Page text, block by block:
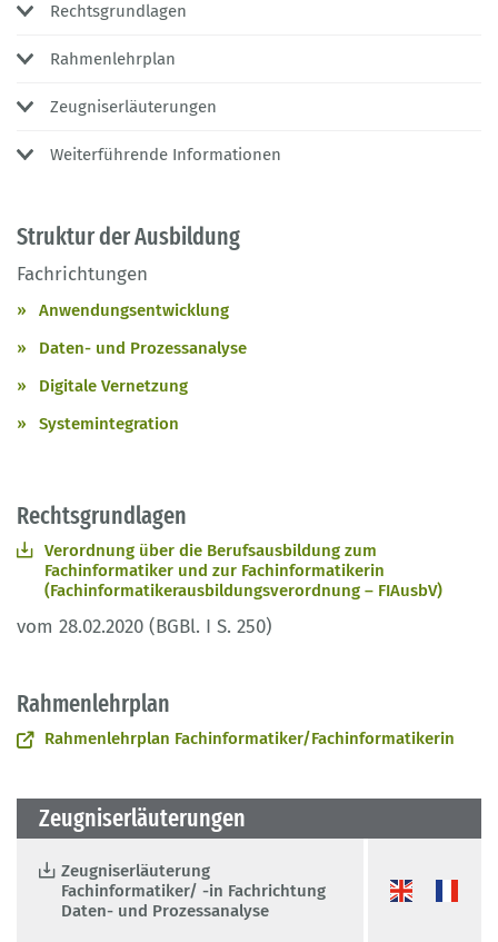
Rechtsgrundlagen
Rahmenlehrplan
Zeugniserläuterungen
Weiterführende Informationen
Struktur der Ausbildung
Fachrichtungen
Anwendungsentwicklung
Daten- und Prozessanalyse
Digitale Vernetzung
Systemintegration
Rechtsgrundlagen
Verordnung über die Berufsausbildung zum
Fachinformatiker und zur Fachinformatikerin
(Fachinformatikerausbildungsverordnung – FIAusbV)
vom 28.02.2020 (BGBl. I S. 250)
Rahmenlehrplan
Rahmenlehrplan Fachinformatiker/Fachinformatikerin
Zeugniserläuterungen
Zeugniserläuterung
Fachinformatiker/ -in Fachrichtung
Daten- und Prozessanalyse